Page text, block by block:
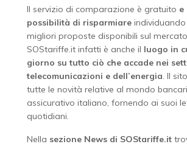
Il servizio di comparazione è gratuito e
possibilità di risparmiare
migliori proposte disponibili sul
SOStariffe.it infatti è anche il luogo in
giorno su tutto ciò che accade nei
telecomunicazioni e dell’energia. Il
tutte le novità relative al mondo
assicurativo italiano, fornendo ai suoi
quotidiani.
Nella sezione News di SOStariffe.it